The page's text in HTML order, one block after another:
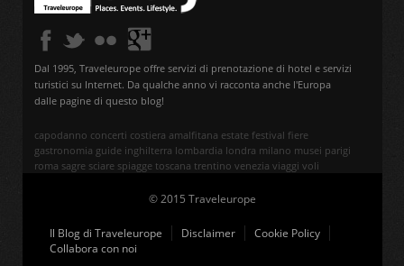
Dal 1995, Traveleurope offre servizi di prenotazione di hotel e servizi
turistici su Internet. Da qualche anno vi racconta anche l'Europa
dalle pagine di questo blog!
capodanno concerti costiera amalfitana estate festival fiere
gastronomia guide inghilterra lombardia londra milano musei parigi
roma sagre sciare spiagge toscana trentino venezia viaggi voli
© 2015 Traveleurope
Il Blog di Traveleurope Disclaimer
Cookie Policy
Collabora con noi